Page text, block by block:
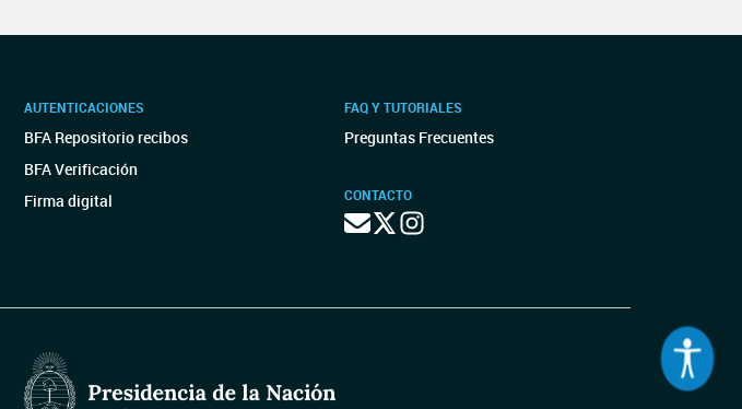
AUTENTICACIONES
BFA Repositorio recibos
BFA Verificación
Firma digital
FAQ Y TUTORIALES
Preguntas Frecuentes
CONTACTO